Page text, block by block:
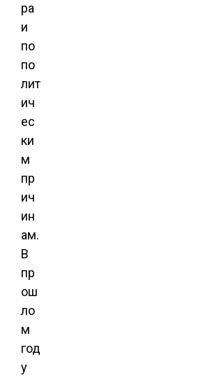
ра
и
по
по
лит
ич
ес
ки
м
пр
ич
ин
ам.
В
пр
ош
ло
м
год
у